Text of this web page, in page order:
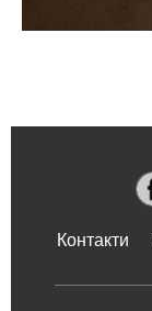
Контакти